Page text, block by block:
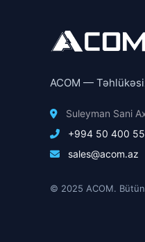
ACOM —
Suleyman Sani
+994 50 400
sales@acom.az
© 2025 ACOM.